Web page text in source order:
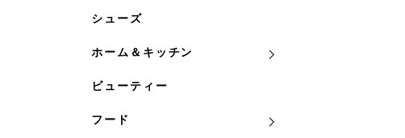
シューズ
ホーム＆キッチン
ビューティー
フード